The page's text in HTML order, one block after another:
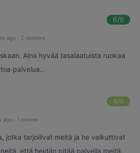
6/6
ago · 2 reviews
Aina hyvää tasalaatuista ruokaa
palvelua..
4/6
ago · 1 review
jotka tarjoilivat meitä ja he vaikuttivat
että heidän pitää palvella meitä.